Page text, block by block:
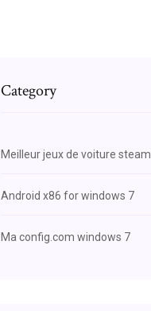
Category
Meilleur jeux de voiture steam
Android x86 for windows 7
Ma config.com windows 7